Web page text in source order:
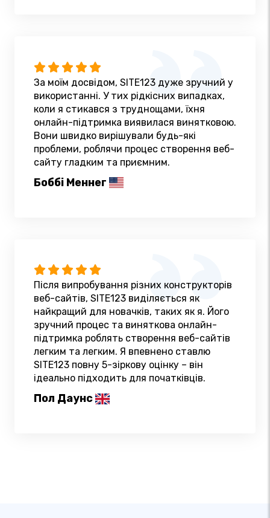
За моїм досвідом, SITE123 дуже зручний у
використанні. У тих рідкісних випадках,
коли я стикався з труднощами, їхня
онлайн-підтримка виявилася винятковою.
Вони швидко вирішували будь-які
проблеми, роблячи процес створення веб-
сайту гладким та приємним.
Боббі Меннег
Після випробування різних конструкторів
веб-сайтів, SITE123 виділяється як
найкращий для новачків, таких як я. Його
зручний процес та виняткова онлайн-
підтримка роблять створення веб-сайтів
легким та легким. Я впевнено ставлю
SITE123 повну 5-зіркову оцінку – він
ідеально підходить для початківців.
Пол Даунс